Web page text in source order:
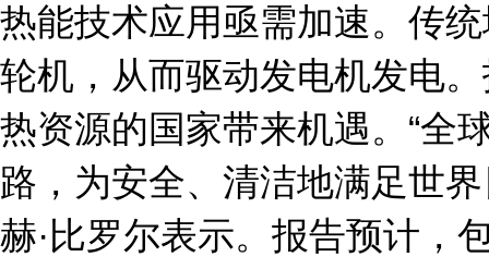
热能技术应用亟需加速。传
轮机，从而驱动发电机发电
热资源的国家带来机遇。“全
路，为安全、清洁地满足世
赫·比罗尔表示。报告预计，